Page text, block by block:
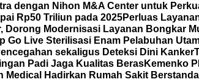
dengan Nihon M&A Center untuk
Rp50 Triliun pada 2025Perluas
Dorong Modernisasi Layanan Bongkar
Go Live Sterilisasi Enam Pelabuhan
sekaligus Deteksi Dini Kanker
Padi Jaga Kualitas BerasKemenko
Medical Hadirkan Rumah Sakit